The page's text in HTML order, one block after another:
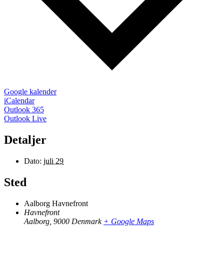
Google kalender
iCalendar
Outlook 365
Outlook Live
Detaljer
Dato: juli 29
Sted
Aalborg Havnefront
Havnefront
Aalborg 9000 Denmark + Google Maps